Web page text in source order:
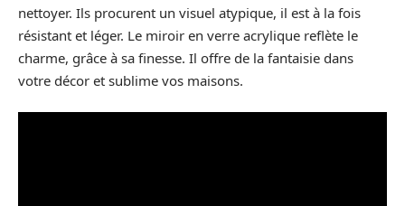
nettoyer. Ils procurent un visuel atypique, il est à la fois
résistant et léger. Le miroir en verre acrylique reflète le
charme, grâce à sa finesse. Il offre de la fantaisie dans
votre décor et sublime vos maisons.